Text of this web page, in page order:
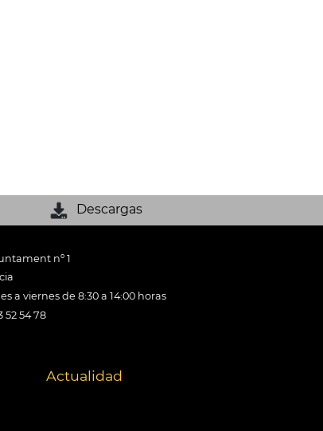
Descargas
nº 1
a viernes de 8:30 a 14:00 horas
52 54 78
Actualidad